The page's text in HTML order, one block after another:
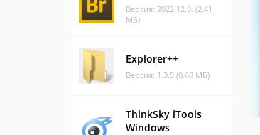
Версия: 2022 12.0. (2.41
МБ)
Explorer++
Версия: 1.3.5 (0.68 МБ)
ThinkSky iTools
Windows